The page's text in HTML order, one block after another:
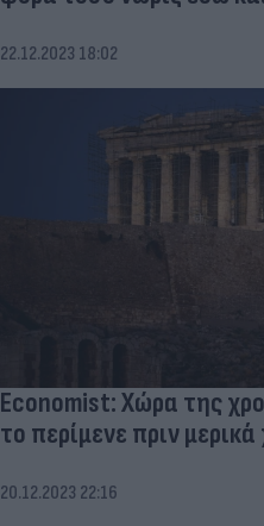
22.12.2023 18:02
Economist: Χώρα της
το περίμενε πριν μερικά
20.12.2023 22:16